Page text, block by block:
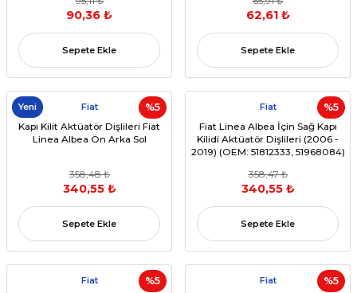
90,36 ₺
Sepete Ekle
62,61 ₺
Sepete Ekle
%5
Yeni Fiat
Kapı Kilit Aktüatör Dişlileri Fiat
Linea Albea Ön Arka Sol
358,48 ₺
340,55 ₺
Sepete Ekle
%5
Fiat
Fiat Linea Albea İçin Sağ Kapı
Kilidi Aktüatör Dişlileri (2006 -
2019) (OEM: 51812333, 51968084)
358,47 ₺
340,55 ₺
Sepete Ekle
%5
Fiat %5
Fiat